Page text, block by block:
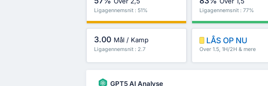
Ligagennemsnit : 51% Ligagennemsnit : 77%
3.00 Mål / Kamp
Ligagennemsnit : 2.7
LÅS OP NU
Over 1.5, 1H/2H & mere
GPT5 AI Analyse